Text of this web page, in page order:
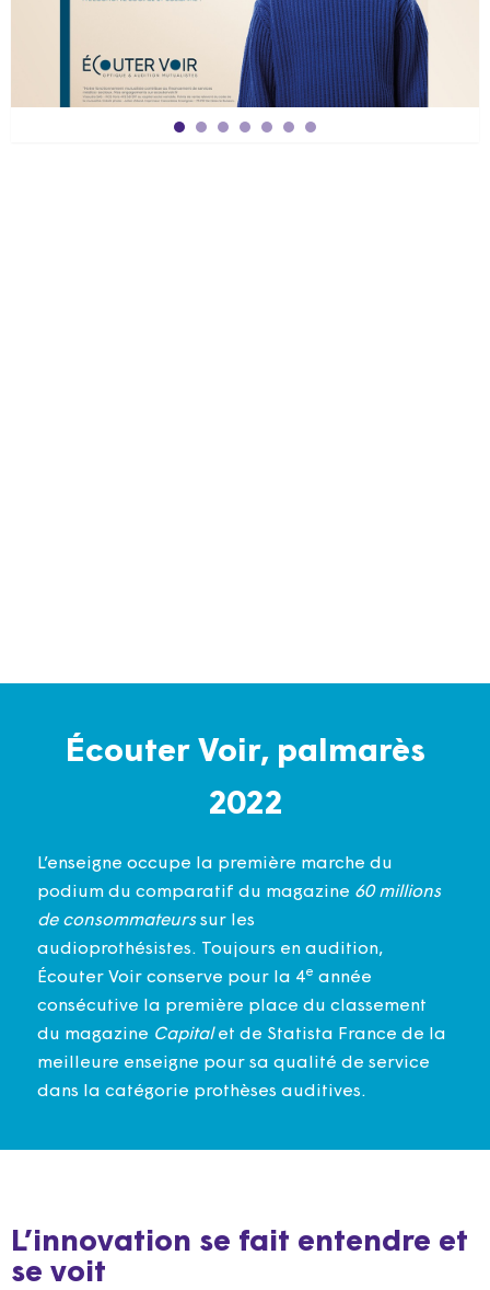
Écouter Voir, palmarès
2022
L’enseigne occupe la première marche du
podium du comparatif du magazine 60 millions
de consommateurssur les
audioprothésistes. Toujours en audition,
Écouter Voir conserve pour la 4e année
consécutive la première place du classement
du magazine Capitalet de Statista France de la
meilleure enseigne pour sa qualité de service
dans la catégorie prothèses auditives.
L’innovation se fait entendre et
se voit